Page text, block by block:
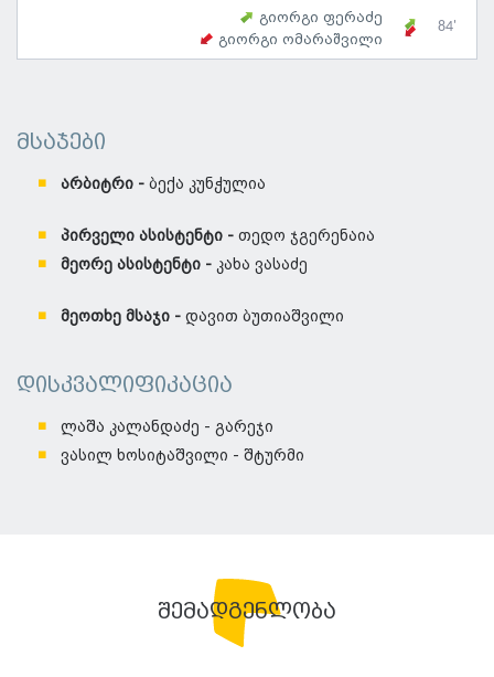
გიორგი ფერაძე
გიორგი ომარაშვილი
84'
მსაჯები
არბიტრი - ბექა კუნჭულია
პირველი ასისტენტი - თედო ჯგერენაია
მეორე ასისტენტი - კახა ვასაძე
მეოთხე მსაჯი - დავით ბუთიაშვილი
დისკვალიფიკაცია
ლაშა კალანდაძე - გარეჯი
ვასილ ხოსიტაშვილი - შტურმი
შემადგენლობა